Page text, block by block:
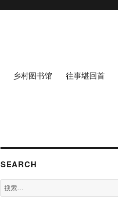
乡村图书馆 往事堪回首
SEARCH
搜
索：